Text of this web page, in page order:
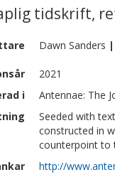
tidskrift,
Dawn Sanders |
2021
i
Antennae: The
Seeded with
constructed in
counterpoint to
http://